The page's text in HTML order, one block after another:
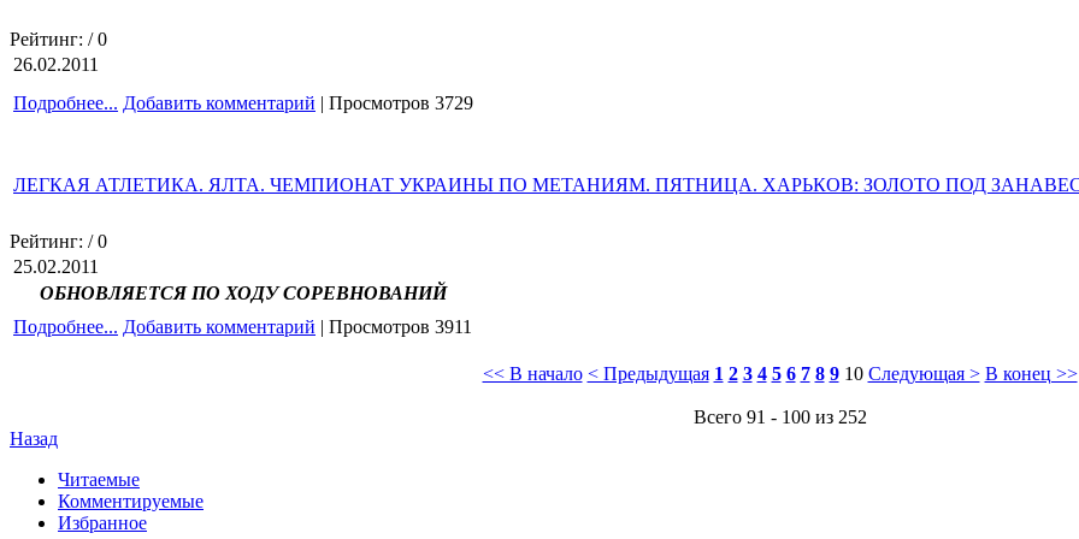
Рейтинг: / 0
26.02.2011
Подробнее... Добавить комментарий | Просмотров 3729
ЛЕГКАЯ АТЛЕТИКА. ЯЛТА. ЧЕМПИОНАТ УКРАИНЫ ПО МЕТАНИЯМ. ПЯТНИЦА. ХАРЬКОВ: ЗОЛОТО ПОД
Рейтинг: / 0
25.02.2011
ОБНОВЛЯЕТСЯ ПО ХОДУ СОРЕВНОВАНИЙ
Подробнее... Добавить комментарий | Просмотров 3911
<< В начало < Предыдущая 1 2 3 4 5 6 7 8 9 10 Следующая > В конец >>
Всего 91 - 100 из 252
Назад
Читаемые
Комментируемые
Избранное